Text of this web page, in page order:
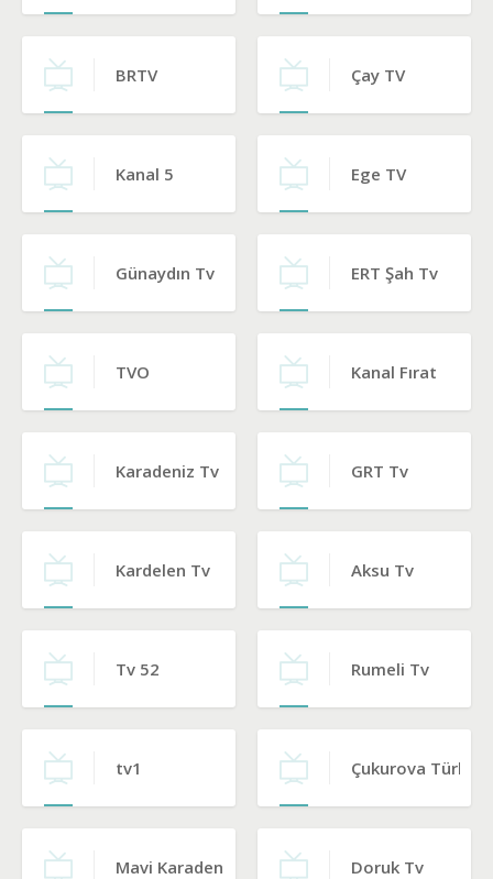
BRTV Çay TV
Kanal 5 Ege TV
Günaydın Tv ERT Şah Tv
TVO Kanal Fırat
Karadeniz Tv GRT Tv
Kardelen Tv Aksu Tv
Tv 52 Rumeli Tv
tv1 Çukurova Türk
Mavi Karadeniz Tv Doruk Tv